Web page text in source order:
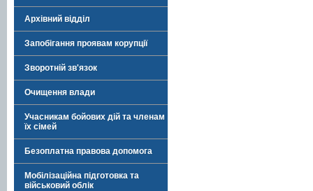
Архівний відділ
Запобігання проявам корупції
Зворотній зв'язок
Очищення влади
Учасникам бойових дій та членам
їх сімей
Безоплатна правова допомога
Мобілізаційна підготовка та
військовий облік